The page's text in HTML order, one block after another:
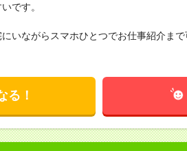
です。
いながらスマホひとつでお仕事紹介ま
る！